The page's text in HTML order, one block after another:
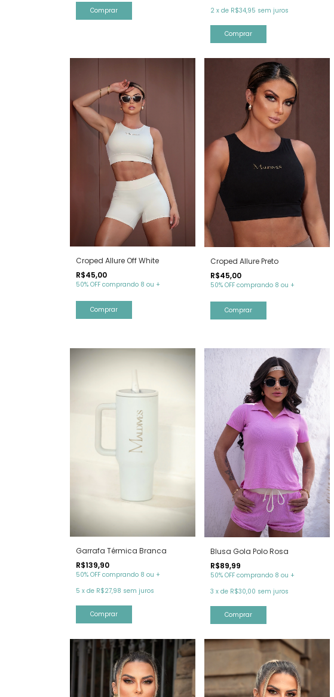
Comprar
2 x de R$34,95 sem juros
Comprar
Croped Allure Off White
R$45,00
50% OFF comprando 8 ou +
Comprar
Croped Allure Preto
R$45,00
50% OFF comprando 8 ou +
Comprar
Garrafa Térmica Branca
R$139,90
50% OFF comprando 8 ou +
5 x de R$27,98 sem juros
Comprar
Blusa Gola Polo Rosa
R$89,99
50% OFF comprando 8 ou +
3 x de R$30,00 sem juros
Comprar